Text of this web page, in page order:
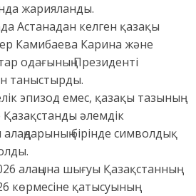
жарияланды.
Астанадан келген қазақы
Камибаева Карина және
одағының Президенті
таныстырды.
эпизод емес, қазақы тазының
әлемдік
бірінде символдық
алаңына шығуы Қазақстанның
көрмесіне қатысуының